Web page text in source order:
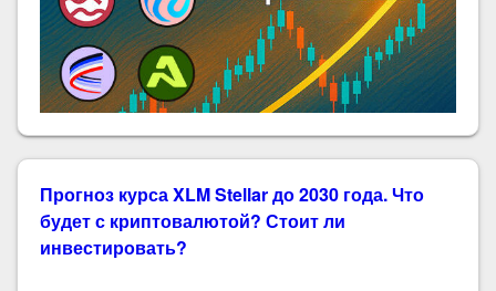
Прогноз курса XLM Stellar до 2030 года. Что
будет с криптовалютой? Стоит ли
инвестировать?